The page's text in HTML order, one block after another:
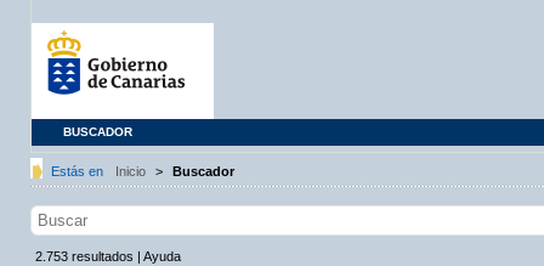
BUSCADOR
Estás en Inicio > Buscador
2.753 resultados | Ayuda